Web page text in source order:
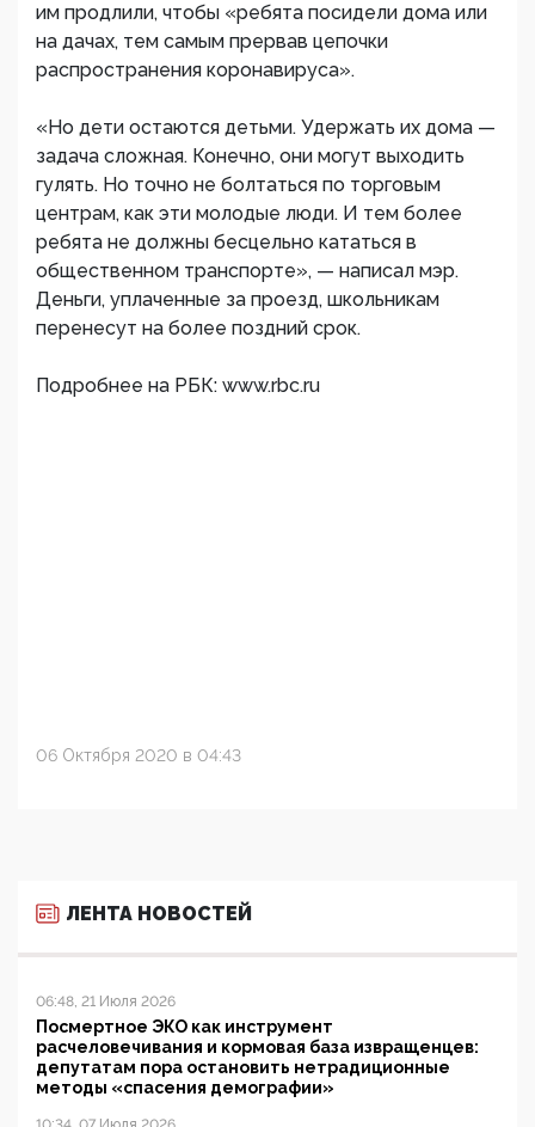
им продлили, чтобы «ребята посидели дома или
на дачах, тем самым прервав цепочки
распространения коронавируса».
«Но дети остаются детьми. Удержать их дома —
задача сложная. Конечно, они могут выходить
гулять. Но точно не болтаться по торговым
центрам, как эти молодые люди. И тем более
ребята не должны бесцельно кататься в
общественном транспорте», — написал мэр.
Деньги, уплаченные за проезд, школьникам
перенесут на более поздний срок.
Подробнее на РБК: www.rbc.ru
06 Октября 2020 в 04:43
ЛЕНТА НОВОСТЕЙ
06:48, 21 Июля 2026
Посмертное ЭКО как инструмент
расчеловечивания и кормовая база извращенцев:
депутатам пора остановить нетрадиционные
методы «спасения демографии»